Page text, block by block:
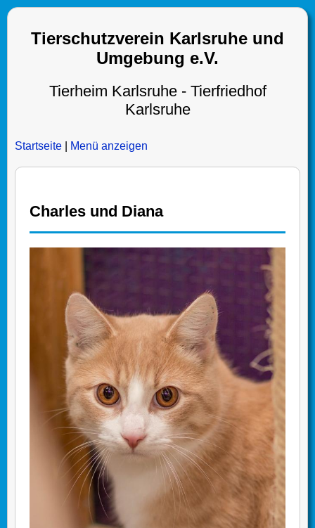
Tierschutzverein Karlsruhe und
Umgebung e.V.
Tierheim Karlsruhe - Tierfriedhof
Karlsruhe
Startseite Menü anzeigen
Charles und Diana